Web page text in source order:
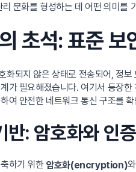
문화를 형성하는 데 어떤 의미를
초석: 표준
화되지 않은 상태로 전송되어, 정
가 필요해졌습니다. 여기서 등장한
여 안전한 네트워크 통신 구조를
반: 암호화와 인
하기 위한 암호화(encryption)와